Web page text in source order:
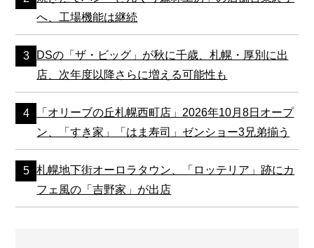
へ、工場機能は継続
DSの「ザ・ビッグ」が秋に千歳、札幌・厚別に出
店、次年度以降さらに増える可能性も
「オリーブの丘札幌西町店」2026年10月8日オープ
ン、「すき家」「はま寿司」ゼンショー3兄弟揃う
札幌地下街オーロラタウン、「ロッテリア」跡にカ
フェ風の「吉野家」が出店